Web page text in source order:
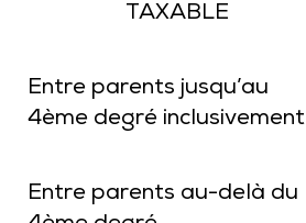
TAXABLE
Entre parents jusqu’au
4ème degré inclusivement
Entre parents au-delà du